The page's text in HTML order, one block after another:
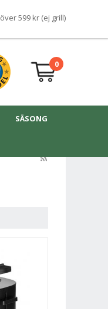
över 599 kr (ej grill)
0
SÄSONG